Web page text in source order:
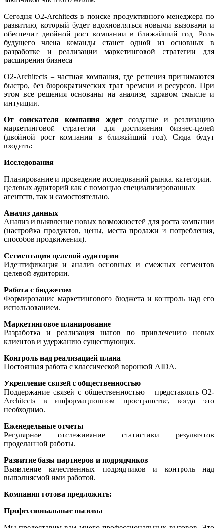
Сегодня O2-Architects в поиске продуктивного менеджера по
развитию, который будет вдохновляться новыми вызовами и
обеспечит двойной рост компании в ближайший год. Роль
будущего члена команды станет одной из основных в
разработке и реализации маркетинговой стратегии для
расширения бизнеса.
O2-Architects – частная компания, где решения принимаются
быстро, без бюрократических трат времени и ресурсов. При
этом все решения основаны на анализе, здравом смысле и
интуиции.
От соискателя компания ждет создание и реализацию
маркетинговой стратегии для достижения бизнес-целей
(двойной рост компании в ближайший год). Сюда будут
входить:
Исследования
Планирование и проведение исследований рынка, категории,
целевых аудиторий как с помощью специализированных
агентств, так и самостоятельно.
Анализ данных
Анализ и выявление новых возможностей для роста компании
(настройка продуктов, цены, места продажи и потребления,
способов продвижения).
Сегментация целевой аудитории
Идентификация и анализ основных и смежных сегментов
целевой аудитории.
Работа с бюджетом
Формирование маркетингового бюджета и контроль над его
использованием.
Маркетинговое планирование
Разработка и реализация шагов по привлечению новых
клиентов и удержанию существующих.
Контроль над реализацией плана
Постоянная работа с классической воронкой AIDA.
Укрепление связей с общественностью
Поддержание связей с общественностью – представлять O2-
Architects в информационном пространстве, когда это
необходимо.
Еженедельные отчеты
Регулярное отслеживание статистики результатов
проделанной работы.
Развитие базы партнеров и подрядчиков
Выявление качественных подрядчиков и контроль над
выполняемой ими работой.
Компания готова предложить:
Профессиональные вызовы